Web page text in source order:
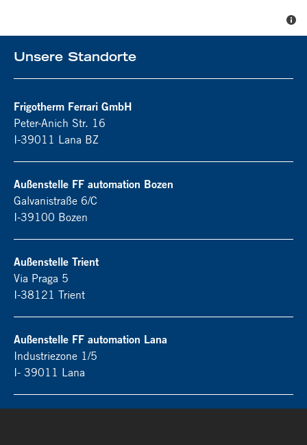
Unsere Standorte
Frigotherm Ferrari GmbH
Peter-Anich Str. 16
I-39011 Lana BZ
Außenstelle FF automation Bozen
Galvanistraße 6/C
I-39100 Bozen
Außenstelle Trient
Via Praga 5
I-38121 Trient
Außenstelle FF automation Lana
Industriezone 1/5
I- 39011 Lana